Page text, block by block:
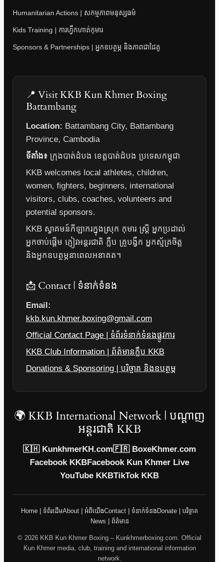
Humanitarian Actions | សកម្មភាពមនុស្សធម៌
Kids Training | ការហ្វឹកហាត់កុមារ
Sponsors & Partnerships | អ្នកឧបត្ថម្ភ និងភាពជាដៃគូ
📍 Visit KKB Kun Khmer Boxing
Battambang
Location: Battambang City, Battambang
Province, Cambodia
ទីតាំង៖ ក្រុងបាត់ដំបង ខេត្តបាត់ដំបង ប្រទេសកម្ពុជា
KKB welcomes local athletes, children,
women, fighters, beginners, international
visitors, clubs, coaches, volunteers and
potential sponsors.
KKB ស្វាគមន៍កីឡាករក្នុងស្រុក កុមារ ស្ត្រី អ្នកប្រដាល់
អ្នកចាប់ផ្តើម ភ្ញៀវអន្តរជាតិ ក្លឹប គ្រូបង្វឹក អ្នកស្ម័គ្រចិត្ត
និងអ្នកឧបត្ថម្ភនាពេលអនាគត។
📩 Contact | ទំនាក់ទំនង
Email:
kkb.kun.khmer.boxing@gmail.com
Official Contact Page | ទំព័រទំនាក់ទំនងផ្លូវការ
KKB Club Information | ព័ត៌មានក្លឹប KKB
Donations & Sponsoring | បរិច្ចាគ និងឧបត្ថម្ភ
🌍 KKB International Network | បណ្តាញ
អន្តរជាតិ KKB
🇰🇭 KunkhmerKH.com🇫🇷 BoxeKhmer.com
Facebook KKBFacebook Kun Khmer Live
YouTube KKBTikTok KKB
Home | ទំព័រដើមAbout | អំពីយើងContact | ទំនាក់ទំនង Donate | បរិច្ចាគ
News | ព័ត៌មាន
© 2026 KKB Kun Khmer Boxing – Kunkhmerboxing.com. Official
Kun Khmer media, club, training and international information
network.